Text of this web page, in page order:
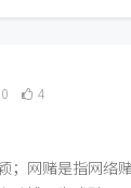
0 4
；网赌是指网络